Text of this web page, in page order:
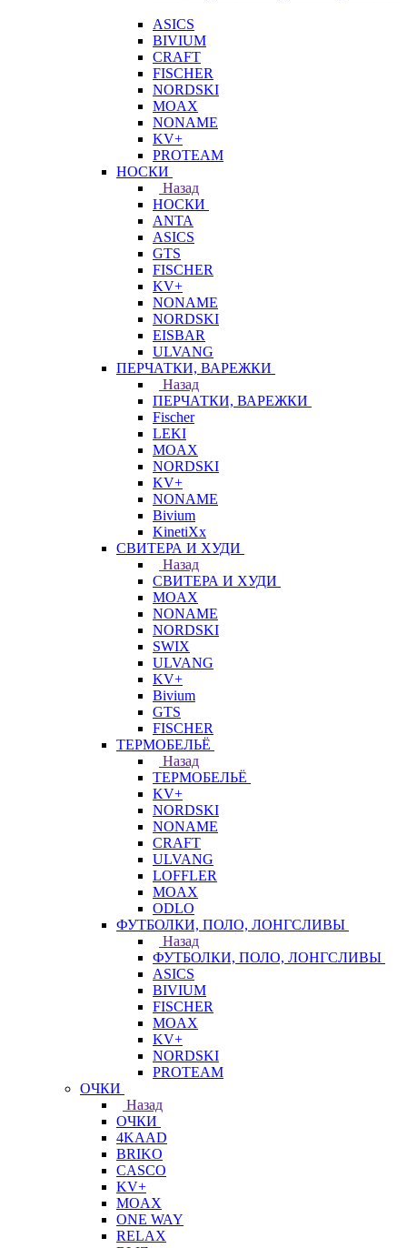
ASICS
BIVIUM
CRAFT
FISCHER
NORDSKI
MOAX
NONAME
KV+
PROTEAM
НОСКИ
Назад
НОСКИ
ANTA
ASICS
GTS
FISCHER
KV+
NONAME
NORDSKI
EISBAR
ULVANG
ПЕРЧАТКИ, ВАРЕЖКИ
Назад
ПЕРЧАТКИ, ВАРЕЖКИ
Fischer
LEKI
MOAX
NORDSKI
KV+
NONAME
Bivium
KinetiXx
СВИТЕРА И ХУДИ
Назад
СВИТЕРА И ХУДИ
MOAX
NONAME
NORDSKI
SWIX
ULVANG
KV+
Bivium
GTS
FISCHER
ТЕРМОБЕЛЬЁ
Назад
ТЕРМОБЕЛЬЁ
KV+
NORDSKI
NONAME
CRAFT
ULVANG
LOFFLER
MOAX
ODLO
ФУТБОЛКИ, ПОЛО, ЛОНГСЛИВЫ
Назад
ФУТБОЛКИ, ПОЛО, ЛОНГСЛИВЫ
ASICS
BIVIUM
FISCHER
MOAX
KV+
NORDSKI
PROTEAM
ОЧКИ
Назад
ОЧКИ
4KAAD
BRIKO
CASCO
KV+
MOAX
ONE WAY
RELAX